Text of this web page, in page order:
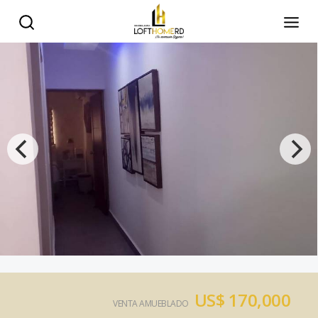
VENTA AMUEBLADO US$ 170,000